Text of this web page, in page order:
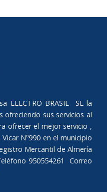
ELECTRO BRASIL SL la
ofreciendo sus servicios al
ofrecer el mejor servicio ,
Nº990 en el municipio
Mercantil de Almería
950554261 Correo